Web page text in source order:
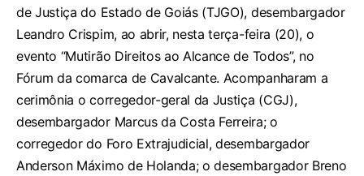
de Justiça do Estado de Goiás (TJGO), desembargador
Leandro Crispim, ao abrir, nesta terça-feira (20), o
evento “Mutirão Direitos ao Alcance de Todos”, no
Fórum da comarca de Cavalcante. Acompanharam a
cerimônia o corregedor-geral da Justiça (CGJ),
desembargador Marcus da Costa Ferreira; o
corregedor do Foro Extrajudicial, desembargador
Anderson Máximo de Holanda; o desembargador Breno